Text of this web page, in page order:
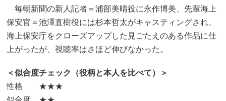
毎朝新聞の新人記者＝浦部美晴役に永作博美、先輩海上
保安官＝池澤直樹役には杉本哲太がキャスティングされ、
海上保安庁をクローズアップした見ごたえのある作品に仕
上がったが、視聴率はさほど伸びなかった。
＜似合度チェック（役柄と本人を比べて）＞
性格 ★★★